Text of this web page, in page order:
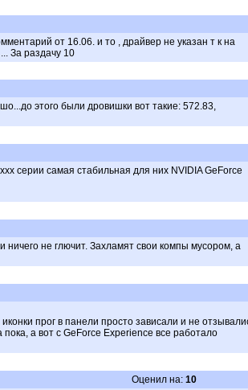
от 16.06. и то , драйвер не указан т к на
За раздачу 10
этого были дровишки вот такие: 572.83,
серии самая стабильная для них NVIDIA GeForce
ничего не глючит. Захламят свои компы мусором, а
прог в панели просто зависали и не
а вот c GeForce Experience все работало
Оценил на: 10